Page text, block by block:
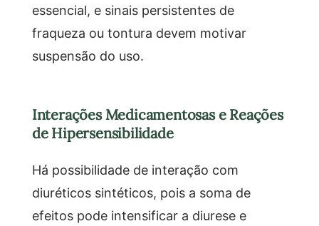
essencial, e sinais persistentes de
fraqueza ou tontura devem motivar
suspensão do uso.
Interações Medicamentosas e Reações
de Hipersensibilidade
Há possibilidade de interação com
diuréticos sintéticos, pois a soma de
efeitos pode intensificar a diurese e